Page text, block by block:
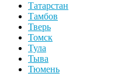
Татарстан
Тамбов
Тверь
Томск
Тула
Тыва
Тюмень